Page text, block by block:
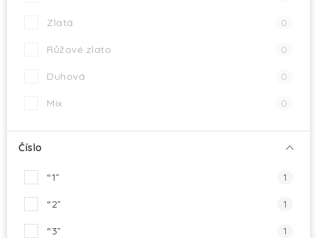
Zlatá 0
Růžové zlato 0
Duhová 0
Mix 0
Číslo
“1” 1
“2” 1
“3” 1